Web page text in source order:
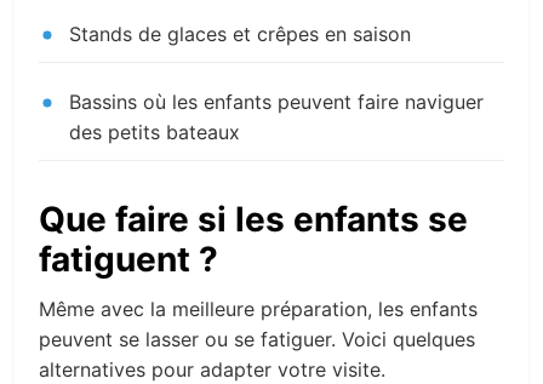
Stands de glaces et crêpes en saison
Bassins où les enfants peuvent faire naviguer
des petits bateaux
Que faire si les enfants se
fatiguent ?
Même avec la meilleure préparation, les enfants
peuvent se lasser ou se fatiguer. Voici quelques
alternatives pour adapter votre visite.